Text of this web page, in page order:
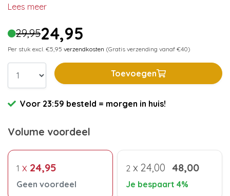
Lees meer
29,9524,95
Per stuk excl. €5,95 verzendkosten (Gratis verzending vanaf €40)
Toevoegen
Voor 23:59 besteld = morgen in huis!
Volume voordeel
1 x 24,95
Geen voordeel
2 x 24,00 48,00
Je bespaart 4%